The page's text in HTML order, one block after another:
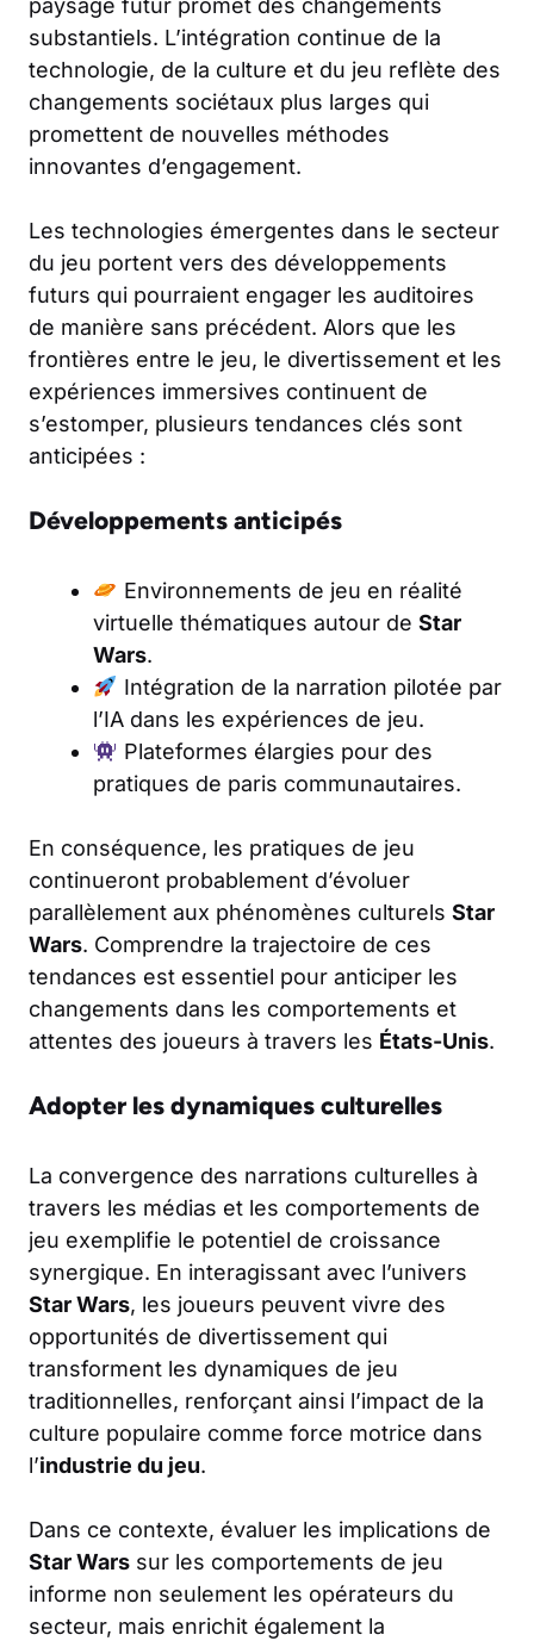
paysage futur promet des changements
substantiels. L’intégration continue de la
technologie, de la culture et du jeu reflète des
changements sociétaux plus larges qui
promettent de nouvelles méthodes
innovantes d’engagement.
Les technologies émergentes dans le secteur
du jeu portent vers des développements
futurs qui pourraient engager les auditoires
de manière sans précédent. Alors que les
frontières entre le jeu, le divertissement et les
expériences immersives continuent de
s’estomper, plusieurs tendances clés sont
anticipées :
Développements anticipés
Environnements de jeu en réalité
virtuelle thématiques autour de Star
Wars.
Intégration de la narration pilotée par
l’IA dans les expériences de jeu.
Plateformes élargies pour des
pratiques de paris communautaires.
En conséquence, les pratiques de jeu
continueront probablement d’évoluer
parallèlement aux phénomènes culturels Star
Wars. Comprendre la trajectoire de ces
tendances est essentiel pour anticiper les
changements dans les comportements et
attentes des joueurs à travers les États-Unis.
Adopter les dynamiques culturelles
La convergence des narrations culturelles à
travers les médias et les comportements de
jeu exemplifie le potentiel de croissance
synergique. En interagissant avec l’univers
Star Wars, les joueurs peuvent vivre des
opportunités de divertissement qui
transforment les dynamiques de jeu
traditionnelles, renforçant ainsi l’impact de la
culture populaire comme force motrice dans
l’industrie du jeu.
Dans ce contexte, évaluer les implications de
Star Wars sur les comportements de jeu
informe non seulement les opérateurs du
secteur, mais enrichit également la